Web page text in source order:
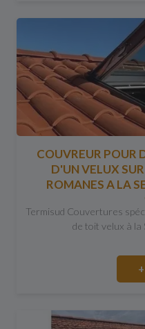
COUVREUR POUR
D'UN VELUX
ROMANES A LA
Termisud Couvertures
de toit velux à la